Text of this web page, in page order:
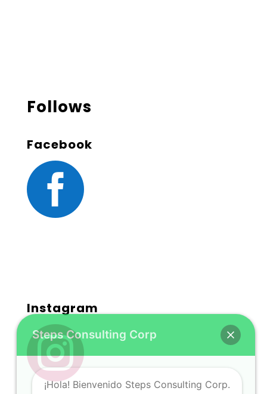
Follows
Facebook

Instagram

Steps Consulting Corp
¡Hola! Bienvenido Steps Consulting Corp.